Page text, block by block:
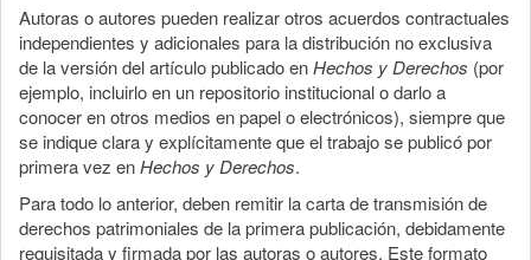
Autoras o autores pueden realizar otros acuerdos contractuales
independientes y adicionales para la distribución no exclusiva
de la versión del artículo publicado enHechos y Derechos (por
ejemplo, incluirlo en un repositorio institucional o darlo a
conocer en otros medios en papel o electrónicos), siempre que
se indique clara y explícitamente que el trabajo se publicó por
primera vez enHechos y Derechos.
Para todo lo anterior, deben remitir la carta de transmisión de
derechos patrimoniales de la primera publicación, debidamente
requisitada y firmada por las autoras o autores. Este formato